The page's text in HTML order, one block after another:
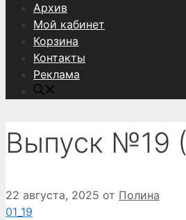
Архив
Мой кабинет
Корзина
Контакты
Реклама
Выпуск №19
22 августа, 2025 от Полина
01_19